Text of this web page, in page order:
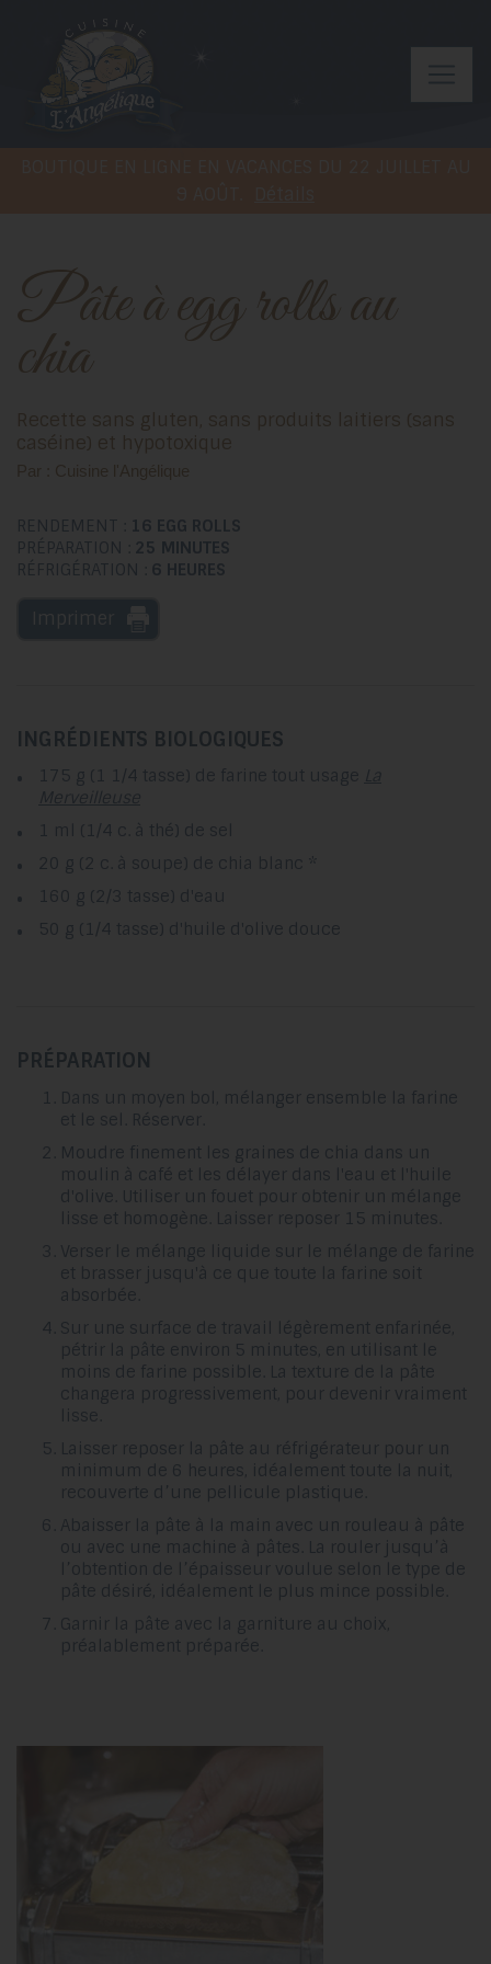
Pâte à egg rolls au
chia
Recette sans gluten, sans produits laitiers (sans
caséine) et hypotoxique
Par : Cuisine l'Angélique
RENDEMENT : 16 EGG ROLLS
PRÉPARATION : 25 MINUTES
RÉFRIGÉRATION : 6 HEURES
INGRÉDIENTS BIOLOGIQUES
175 g (1 1/4 tasse) de farine tout usage La
Merveilleuse
1 ml (1/4 c. à thé) de sel
20 g (2 c. à soupe) de chia blanc *
160 g (2/3 tasse) d'eau
50 g (1/4 tasse) d'huile d'olive douce
PRÉPARATION
Dans un moyen bol, mélanger ensemble la farine
et le sel. Réserver.
Moudre finement les graines de chia dans un
moulin à café et les délayer dans l'eau et l'huile
d'olive. Utiliser un fouet pour obtenir un mélange
lisse et homogène. Laisser reposer 15 minutes.
Verser le mélange liquide sur le mélange de farine
et brasser jusqu'à ce que toute la farine soit
absorbée.
Sur une surface de travail légèrement enfarinée,
pétrir la pâte environ 5 minutes, en utilisant le
moins de farine possible. La texture de la pâte
changera progressivement, pour devenir vraiment
lisse.
Laisser reposer la pâte au réfrigérateur pour un
minimum de 6 heures, idéalement toute la nuit,
recouverte d’une pellicule plastique.
Abaisser la pâte à la main avec un rouleau à pâte
ou avec une machine à pâtes. La rouler jusqu’à
l’obtention de l’épaisseur voulue selon le type de
pâte désiré, idéalement le plus mince possible.
Garnir la pâte avec la garniture au choix,
préalablement préparée.